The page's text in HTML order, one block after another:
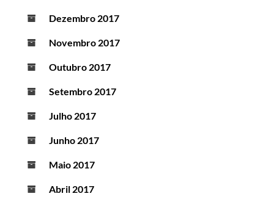
Dezembro 2017
Novembro 2017
Outubro 2017
Setembro 2017
Julho 2017
Junho 2017
Maio 2017
Abril 2017